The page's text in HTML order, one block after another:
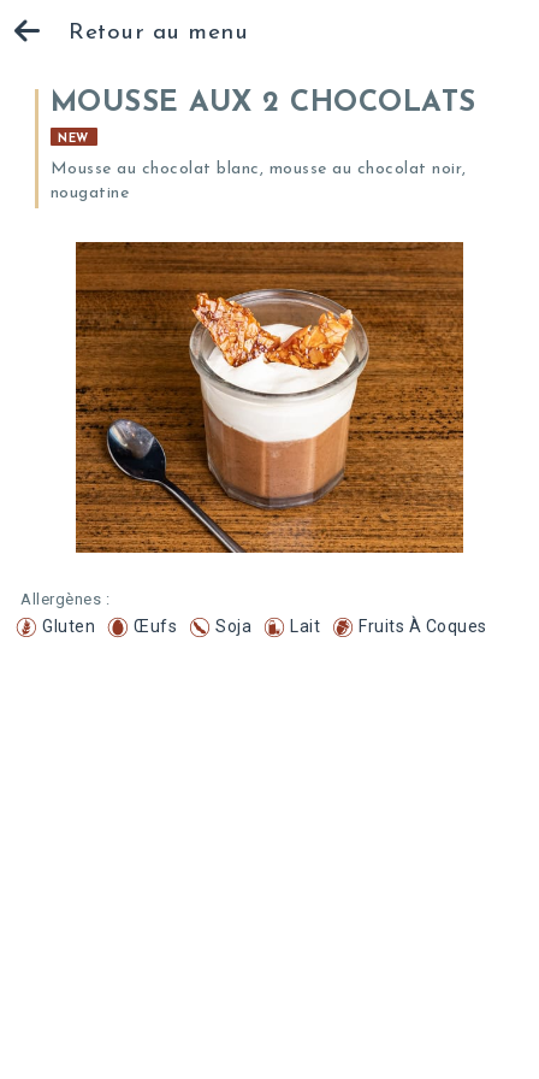
Retour au menu
MOUSSE AUX 2 CHOCOLATS
NEW
Mousse au chocolat blanc, mousse au chocolat noir,
nougatine
Allergènes :
Gluten Œufs Soja Lait Fruits À Coques